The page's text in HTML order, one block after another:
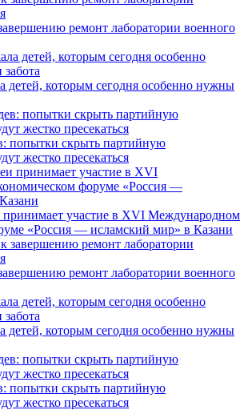
ремонт лаборатории военного
детей, которым сегодня особенно нужны
попытки скрыть партийную
жестко пресекаться
принимает участие в XVI Международном
«Россия — исламский мир» в Казани
ремонт лаборатории военного
детей, которым сегодня особенно нужны
попытки скрыть партийную
жестко пресекаться